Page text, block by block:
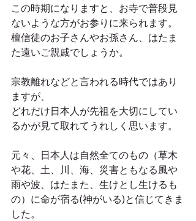
この時期になりますと、お寺で普段見
ないような方がお参りに来られます。
檀信徒のお子さんやお孫さん、はたま
た遠いご親戚でしょうか。
宗教離れなどと言われる時代ではあり
ますが、
どれだけ日本人が先祖を大切にしてい
るかが見て取れてうれしく思います。
元々、日本人は自然全てのもの（草木
や花、土、川、海、災害ともなる風や
雨や波、はたまた、生けとし生けるも
の）に命が宿る(神がいる)と信じてきま
した。